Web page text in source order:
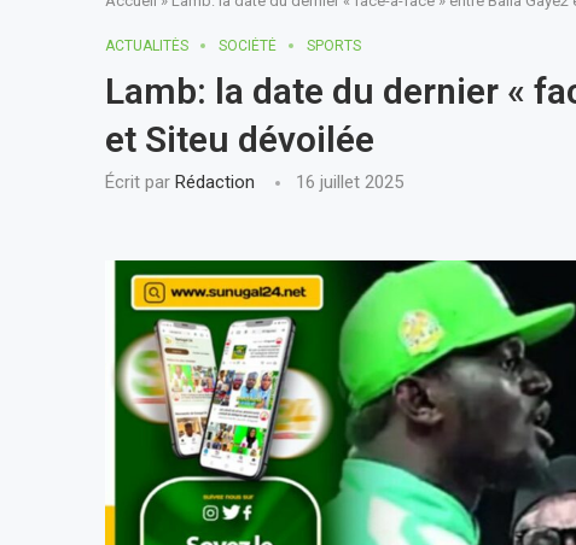
ACTUALITÈS SOCIÉTÉ SPORTS
Lamb: la date du dernier «
et Siteu dévoilée
Écrit par Rédaction 16 juillet 2025